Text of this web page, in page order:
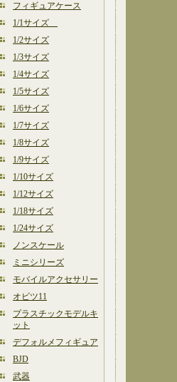
フィギュアケース
1/1サイズ
1/2サイズ
1/3サイズ
1/4サイズ
1/5サイズ
1/6サイズ
1/7サイズ
1/8サイズ
1/9サイズ
1/10サイズ
1/12サイズ
1/18サイズ
1/24サイズ
ノンスケール
ミニシリーズ
モバイルアクセサリー
オビツ11
プラスチックモデルキ
ット
デフォルメフィギュア
BJD
武器